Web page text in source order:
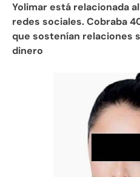
Yolimar está relacionada
redes sociales. Cobraba
que sostenían relaciones
dinero